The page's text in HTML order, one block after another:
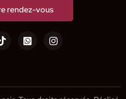
rendez-vous